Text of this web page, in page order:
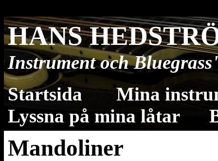
HANS
Instrument och
Startsida
Mina
Lyssna på mina låtar
Mandoliner